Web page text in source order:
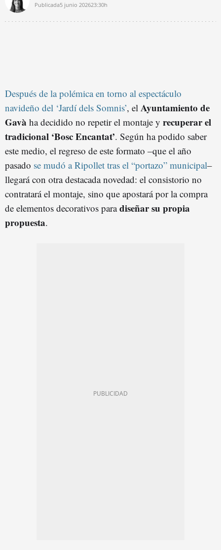
Publicada5 junio 202623:30h
Después de la polémica en torno al espectáculo
navideño del ‘Jardí dels Somnis’, el Ayuntamiento de
Gavà ha decidido no repetir el montaje y recuperar el
tradicional ‘Bosc Encantat’. Según ha podido saber
este medio, el regreso de este formato –que el año
pasado se mudó a Ripollet tras el “portazo” municipal–
llegará con otra destacada novedad: el consistorio no
contratará el montaje, sino que apostará por la compra
de elementos decorativos paradiseñar su propia
propuesta.